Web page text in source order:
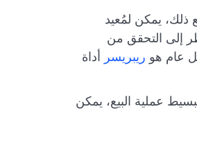
ذلك، يمكن لمُعيد
إلى التحقق من
عام هو ريبريسر أداة
عملية البيع، يمكن